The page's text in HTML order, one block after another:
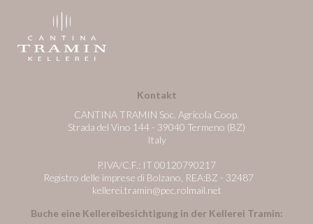
Kontakt
CANTINA TRAMIN Soc. Agricola Coop.
Strada del Vino 144 - 39040 Termeno (BZ)
Italy
P.IVA/C.F.: IT 00120790217
Registro delle imprese di Bolzano, REA:BZ - 32487
kellerei.tramin@pec.rolmail.net
Buche eine Kellereibesichtigung in der Kellerei Tramin: